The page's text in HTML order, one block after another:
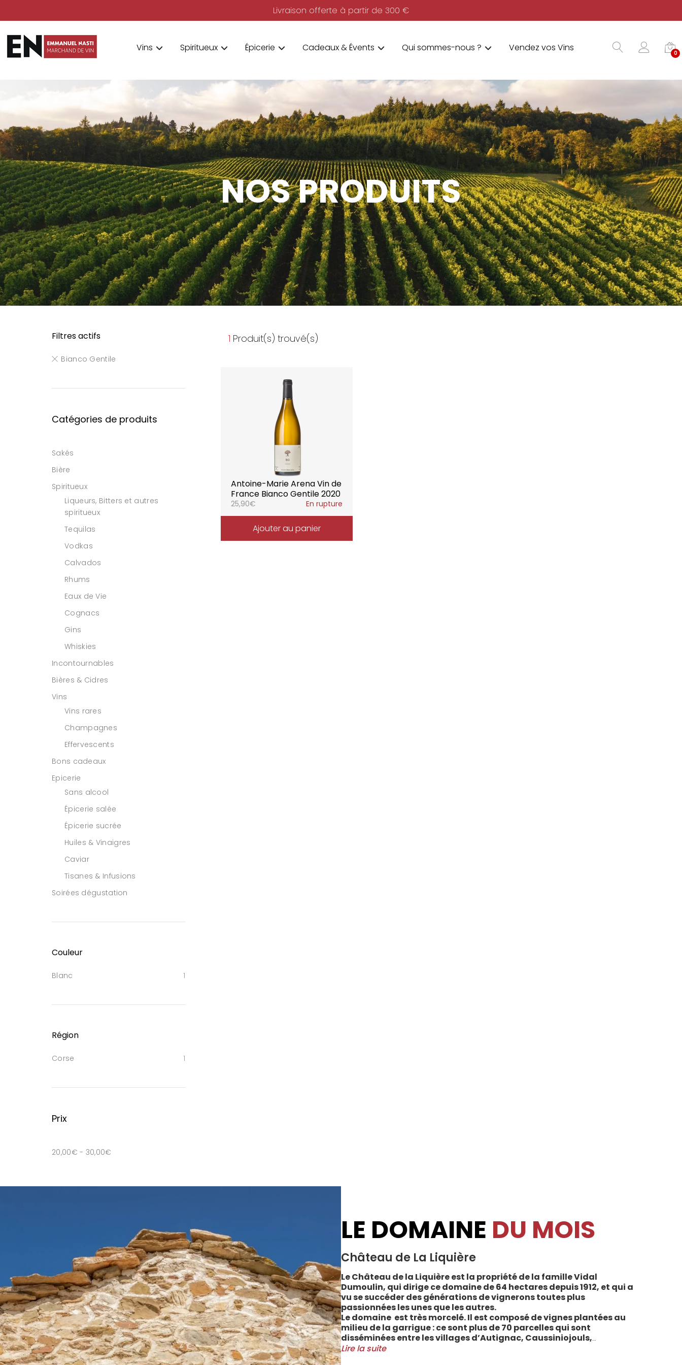
Livraison offerte à partir de 300 €
Vins Spiritueux Épicerie Cadeaux & Évents Qui sommes-nous ? Vendez vos Vins 0
NOS PRODUITS
1 Produit(s) trouvé(s)
Antoine-Marie Arena Vin de
France Bianco Gentile 2020
25,90€ En rupture
Ajouter au panier
Filtres actifs
Bianco Gentile
Catégories de produits
Sakés
Bière
Spiritueux
Liqueurs, Bitters et autres
spiritueux
Tequilas
Vodkas
Calvados
Rhums
Eaux de Vie
Cognacs
Gins
Whiskies
Incontournables
Bières & Cidres
Vins
Vins rares
Champagnes
Effervescents
Bons cadeaux
Epicerie
Sans alcool
Épicerie salée
Épicerie sucrée
Huiles & Vinaigres
Caviar
Tisanes & Infusions
Soirées dégustation
Couleur
Blanc 1
Région
Corse 1
Prix
20,00€ - 30,00€
LE DOMAINE DU MOIS
Château de La Liquière
Le Château de la Liquière est la propriété de la famille Vidal
Dumoulin, qui dirige ce domaine de 64 hectares depuis 1912, et qui a
vu se succéder des générations de vignerons toutes plus
passionnées les unes que les autres.
Le domaine est très morcelé. Il est composé de vignes plantées au
milieu de la garrigue : ce sont plus de 70 parcelles qui sont
disséminées entre les villages d’Autignac, Caussiniojouls,
Cabrerolles et Faugères, au nord de l’aire de l’Appellation. La grande
Lire la suite